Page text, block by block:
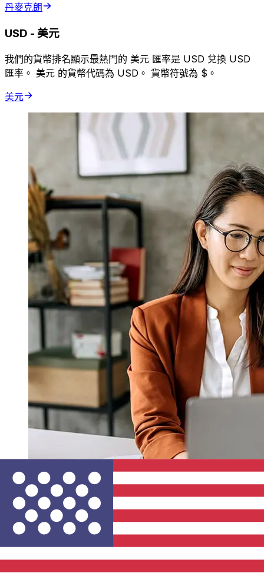
丹麥克朗
USD - 美元
我們的貨幣排名顯示最熱門的 美元 匯率是 USD 兌換 USD
匯率。 美元 的貨幣代碼為 USD。 貨幣符號為 $。
美元
從Nykredit Bank DKK到USD轉帳速度
有多快？